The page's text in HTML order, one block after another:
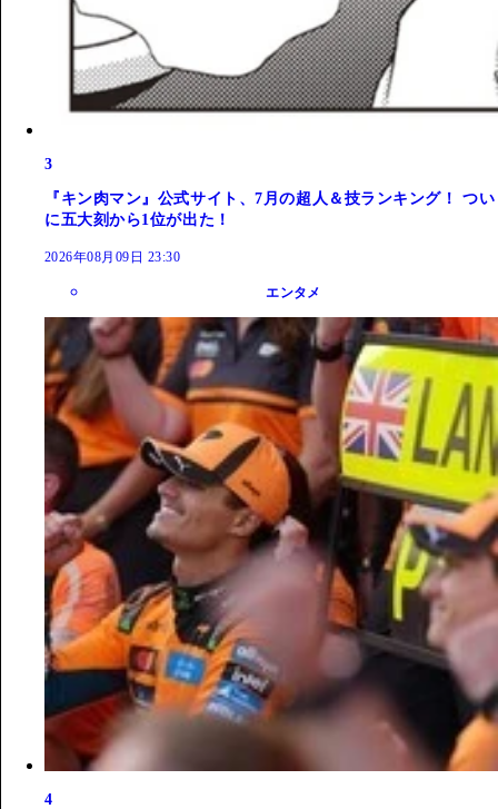
3
『キン肉マン』公式サイト、7月の超人＆技ランキング！ つい
に五大刻から1位が出た！
2026年08月09日 23:30
エンタメ
4